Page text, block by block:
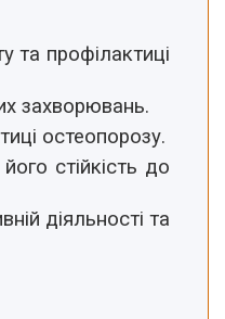
та профілактиці
захворювань.
остеопорозу.
стійкість до
діяльності та